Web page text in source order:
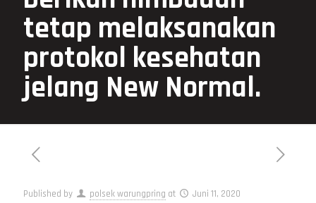
tetap melaksanakan
protokol kesehatan
jelang New Normal.
Published by polsek warungpring at Juni 11, 2020